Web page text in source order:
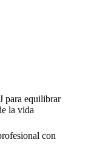
para equilibrar
la vida
con